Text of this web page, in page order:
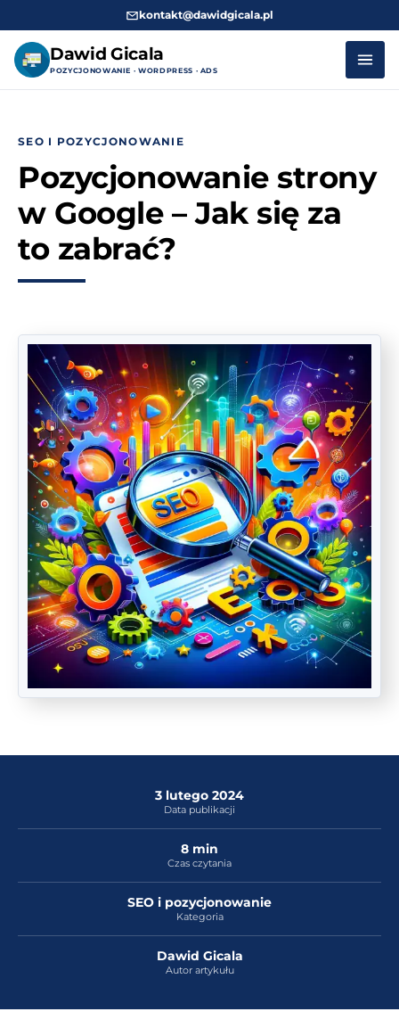
kontakt@dawidgicala.pl
Dawid Gicala
POZYCJONOWANIE · WORDPRESS · ADS
treściSEO I POZYCJONOWANIE
Pozycjonowanie strony
w Google – Jak się za
to zabrać?
3 lutego 2024
Data publikacji
8 min
Czas czytania
SEO i pozycjonowanie
Kategoria
Dawid Gicala
Autor artykułu